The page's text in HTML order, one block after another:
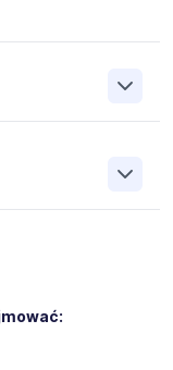
Work &
niezależnych
lat naszej
pracowników
dla